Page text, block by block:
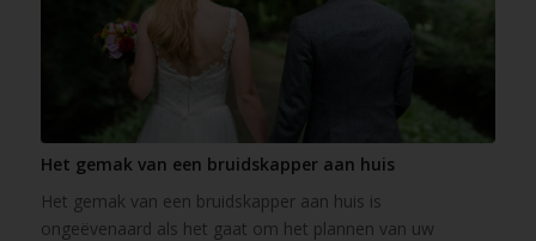
Het gemak van een bruidskapper aan huis
Het gemak van een bruidskapper aan huis is
ongeëvenaard als het gaat om het plannen van uw